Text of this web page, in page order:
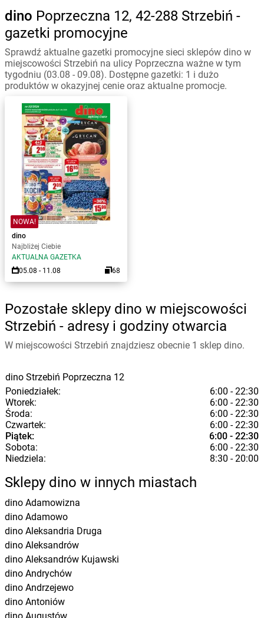
dino Poprzeczna 12, 42-288 Strzebiń -
gazetki promocyjne
Sprawdź aktualne gazetki promocyjne sieci sklepów dino w
miejscowości Strzebiń na ulicy Poprzeczna ważne w tym
tygodniu (03.08 - 09.08). Dostępne gazetki: 1 i dużo
produktów w okazyjnej cenie oraz aktualne promocje.
NOWA!
dino
Najbliżej Ciebie
AKTUALNA GAZETKA
05.08 - 11.08
68
Pozostałe sklepy dino w miejscowości
Strzebiń - adresy i godziny otwarcia
W miejscowości Strzebiń znajdziesz obecnie 1 sklep dino.
dino Strzebiń Poprzeczna 12
Poniedziałek:
6:00 - 22:30
Wtorek:
6:00 - 22:30
Środa:
6:00 - 22:30
Czwartek:
6:00 - 22:30
Piątek:
6:00 - 22:30
Sobota:
6:00 - 22:30
Niedziela:
8:30 - 20:00
Sklepy dino w innych miastach
dino Adamowizna
dino Adamowo
dino Aleksandria Druga
dino Aleksandrów
dino Aleksandrów Kujawski
dino Andrychów
dino Andrzejewo
dino Antoniów